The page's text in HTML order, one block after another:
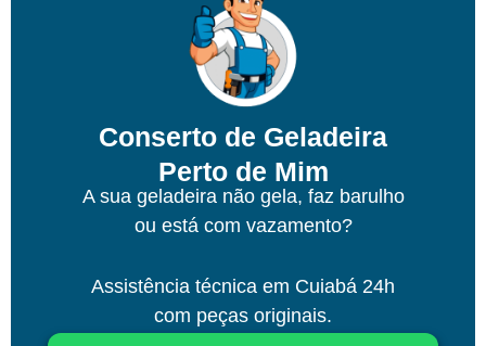
Conserto de Geladeira
Perto de Mim
A sua geladeira não gela, faz barulho
ou está com vazamento?
Assistência técnica em Cuiabá 24h
com peças originais.